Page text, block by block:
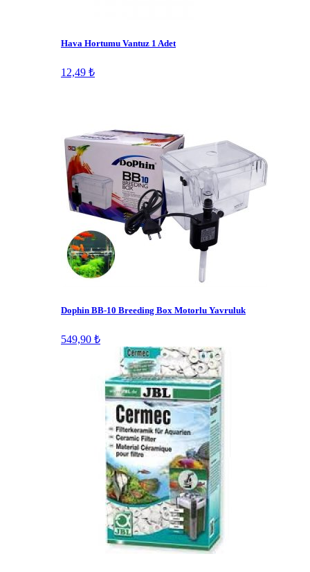
Hava Hortumu Vantuz 1 Adet
12,49 ₺
Dophin BB-10 Breeding Box Motorlu Yavruluk
549,90 ₺